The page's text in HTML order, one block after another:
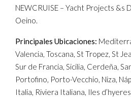
NEWCRUISE – Yacht Projects &s
Oeino.
Principales Ubicaciones:
Valencia, Toscana, St Tropez, St
Sur de Francia, Sicilia, Cerdeña,
Portofino, Porto-Vecchio, Niza,
Italia, Riviera Italiana, Iles